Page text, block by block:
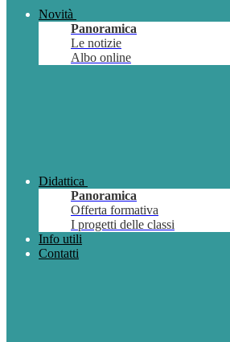
Novità
Panoramica
Le notizie
Albo online
Didattica
Panoramica
Offerta formativa
I progetti delle classi
Info utili
Contatti